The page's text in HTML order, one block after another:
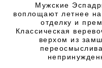
Мужские
воплощают летнее
отделку и
Классическая
верхом из